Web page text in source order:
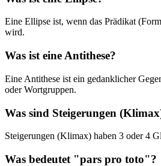
Eine Ellipse ist, wenn das Prädikat
wird.
Was ist eine Antithese?
Eine Antithese ist ein gedanklicher
oder Wortgruppen.
Was sind Steigerungen
Steigerungen (Klimax) haben 3 oder 4
Was bedeutet "pars pro toto"?